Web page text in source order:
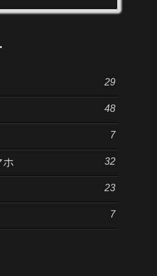
29
48
7
ホ 32
23
7